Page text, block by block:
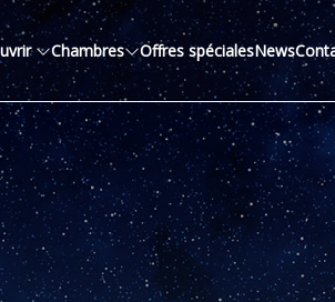
Chambres Offres spécialesNews